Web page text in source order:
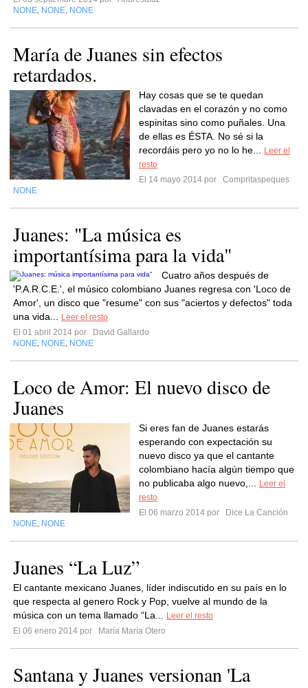
NONE NONE NONE
María de Juanes sin efectos
retardados.
Hay cosas que se te quedan
clavadas en el corazón y no como
espinitas sino como puñales. Una
de ellas es ÉSTA. No sé si la
recordáis pero yo no lo he...
Leer el
resto
El 14 mayo 2014 por
Compritaspeques
NONE
Juanes: "La música es
importantísima para la vida"
Cuatro años después de
'P.A.R.C.E.', el músico colombiano Juanes regresa con 'Loco de
Amor', un disco que "resume" con sus "aciertos y defectos" toda
una vida...
Leer el resto
El 01 abril 2014 por
David Gallardo
NONE NONE NONE
Loco de Amor: El nuevo disco de
Juanes
Si eres fan de Juanes estarás
esperando con expectación su
nuevo disco ya que el cantante
colombiano hacía algún tiempo que
no publicaba algo nuevo,...
Leer el
resto
El 06 marzo 2014 por
Dice La Canción
NONE NONE
Juanes “La Luz”
El cantante mexicano Juanes, líder indiscutido en su país en lo
que respecta al genero Rock y Pop, vuelve al mundo de la
música con un tema llamado “La...
Leer el resto
El 06 enero 2014 por
María María Otero
Santana y Juanes versionan 'La